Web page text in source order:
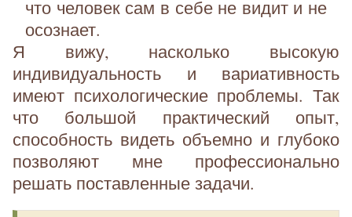
что человек сам в себе не видит и не
осознает.
Я вижу, насколько высокую
индивидуальность и вариативность
имеют психологические проблемы. Так
что большой практический опыт,
способность видеть объемно и глубоко
позволяют мне профессионально
решать поставленные задачи.